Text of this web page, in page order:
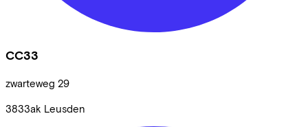
CC33
zwarteweg 29
3833ak Leusden